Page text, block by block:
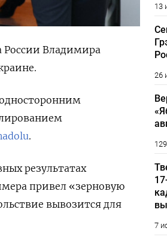
России Владимира
.
результатах
привел «зерновую
вывозится для